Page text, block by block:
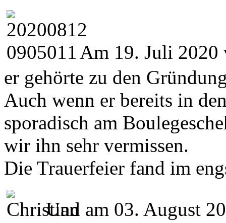
Am 19. Juli 2020
er gehörte zu den
Auch wenn er bereits in
sporadisch am
wir ihn sehr vermissen.
Die Trauerfeier fand im
Und am 03. August